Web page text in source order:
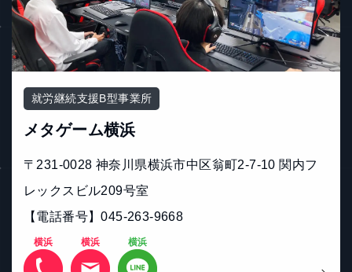
就労継続支援B型事業所
メタゲーム横浜
〒231-0028 神奈川県横浜市中区翁町2-7-10 関内フ
レックスビル209号室
【電話番号】045-263-9668
横浜 横浜 横浜